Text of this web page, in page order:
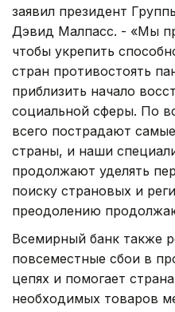
заявил президент
Дэвид Малпасс. - «Мы
чтобы укрепить
стран противостоять
приблизить начало
социальной сферы. По
всего пострадают
страны, и наши
продолжают уделять
поиску страновых и
преодолению
Всемирный банк также
повсеместные сбои в
цепях и помогает
необходимых товаров